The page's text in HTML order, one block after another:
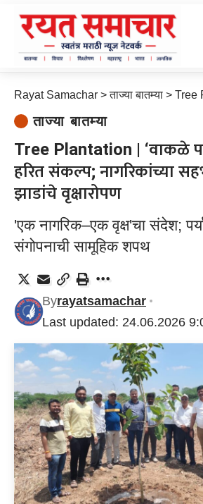
Rayat Samachar >ताज्या बातम्या > Tree Plantation |
ताज्या बातम्या
Tree Plantation | ‘वाकळे
हरित संकल्प; नागरिकांच्या
झाडांचे वृक्षारोपण
'एक नागरिक–एक वृक्ष'चा संदेश;
संगोपनाची सामूहिक शपथ
Last updated: 24.06.2026
Byrayatsamachar